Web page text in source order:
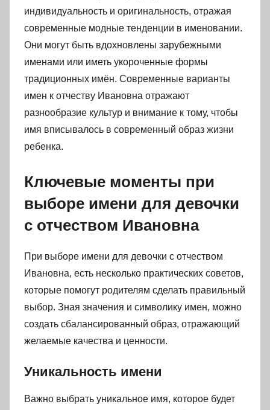
индивидуальность и оригинальность, отражая
современные модные тенденции в именовании.
Они могут быть вдохновлены зарубежными
именами или иметь укороченные формы
традиционных имён. Современные варианты
имен к отчеству Ивановна отражают
разнообразие культур и внимание к тому, чтобы
имя вписывалось в современный образ жизни
ребенка.
Ключевые моменты при
выборе имени для девочки
с отчеством Ивановна
При выборе имени для девочки с отчеством
Ивановна, есть несколько практических советов,
которые помогут родителям сделать правильный
выбор. Зная значения и символику имен, можно
создать сбалансированный образ, отражающий
желаемые качества и ценности.
Уникальность имени
Важно выбрать уникальное имя, которое будет